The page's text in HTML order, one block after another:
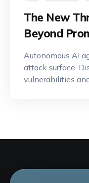
The New
Beyond
Autonomous AI
attack surface.
vulnerabilities